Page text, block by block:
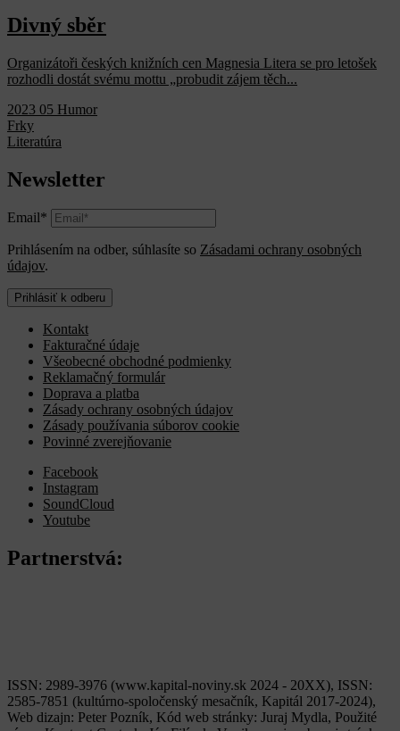
Divný sběr
Organizátoři českých knižních cen Magnesia Litera se pro letošek
rozhodli dostát svému mottu „probudit zájem těch...
2023 05 Humor
Frky
Literatúra
Newsletter
Email*
Prihlásením na odber, súhlasíte so Zásadami ochrany osobných
údajov.
Prihlásiť k odberu
Kontakt
Fakturačné údaje
Všeobecné obchodné podmienky
Reklamačný formulár
Doprava a platba
Zásady ochrany osobných údajov
Zásady používania súborov cookie
Povinné zverejňovanie
Facebook
Instagram
SoundCloud
Youtube
Partnerstvá:
ISSN: 2989-3976 (www.kapital-noviny.sk 2024 - 20XX), ISSN:
2585-7851 (kultúrno-spoločenský mesačník, Kapitál 2017-2024),
Web dizajn: Peter Pozník, Kód web stránky: Juraj Mydla, Použité